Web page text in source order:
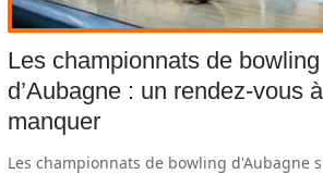
Les championnats de bowling
d’Aubagne : un rendez-vous
manquer
Les championnats de bowling d'Aubagne